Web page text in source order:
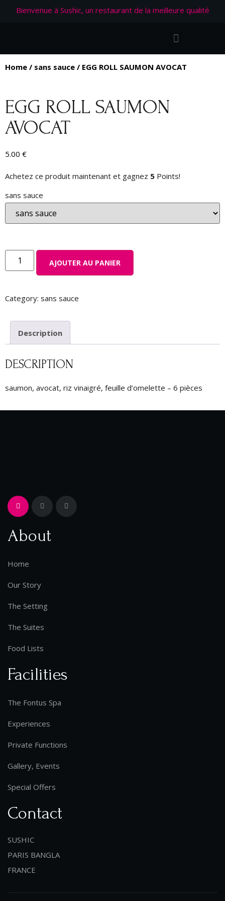
Bienvenue à Sushic, un restaurant de la meilleure qualité
Home / sans sauce / EGG ROLL SAUMON AVOCAT
EGG ROLL SAUMON
AVOCAT
5.00 €
Achetez ce produit maintenant et gagnez 5 Points!
sans sauce
AJOUTER AU PANIER
Category: sans sauce
Description
DESCRIPTION
saumon, avocat, riz vinaigré, feuille d’omelette – 6 pièces
About
Home
Our Story
The Setting
The Suites
Food Lists
Facilities
The Fontus Spa
Experiences
Private Functions
Gallery, Events
Special Offers
Contact
SUSHIC
PARIS BANGLA
FRANCE